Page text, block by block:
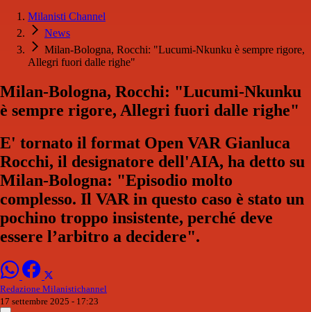
Milanisti Channel
News
Milan-Bologna, Rocchi: "Lucumi-Nkunku è sempre rigore,
Allegri fuori dalle righe"
Milan-Bologna, Rocchi: "Lucumi-Nkunku
è sempre rigore, Allegri fuori dalle righe"
E' tornato il format Open VAR Gianluca
Rocchi, il designatore dell'AIA, ha detto su
Milan-Bologna: "Episodio molto
complesso. Il VAR in questo caso è stato un
pochino troppo insistente, perché deve
essere l’arbitro a decidere".
Redazione Milanistichannel
17 settembre 2025 - 17:23